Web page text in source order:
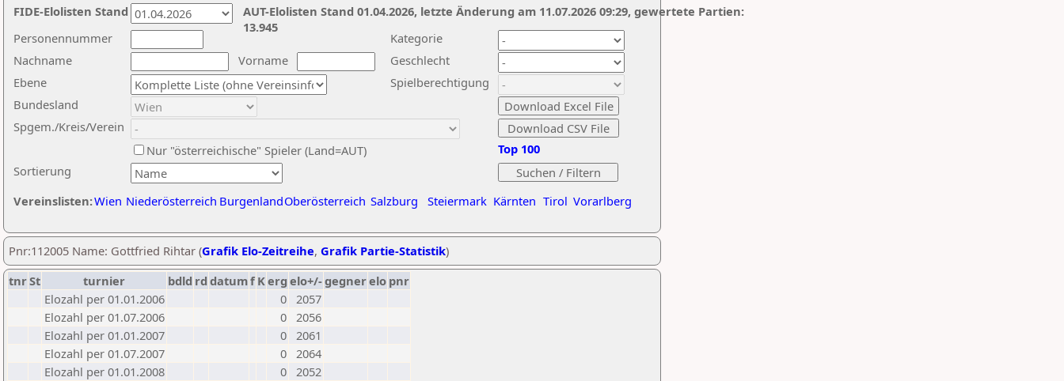
Nachname
Vorname
Ebene
Kategorie
Sortierung
Personennummer
Bundesland
Spgem./Kreis/Verein
Geschlecht
Nur "österreichische" Spieler (Land=AUT)
Spielberechtigung
Vereinslisten:Wien Niederösterreich BurgenlandOberösterreich Salzburg Steiermark Kärnten Tirol Vorarlberg
Top 100
AUT-Elolisten Stand 01.04.2026, letzte Änderung am 11.07.2026 09:29, gewertete Partien:
13.945
FIDE-Elolisten Stand
Pnr:112005 Name: Gottfried Rihtar (Grafik Elo-Zeitreihe, Grafik Partie-Statistik)
tnrSt turnier bdld rd datumf Kerg elo+/-gegnerelo pnr
Elozahl per 01.01.2006
0 2057
Elozahl per 01.07.2006
0 2056
Elozahl per 01.01.2007
0 2061
Elozahl per 01.07.2007
0 2064
Elozahl per 01.01.2008
0 2052